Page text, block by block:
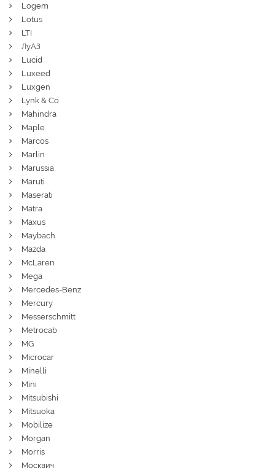
Logem
Lotus
LTI
ЛуАЗ
Lucid
Luxeed
Luxgen
Lynk & Co
Mahindra
Maple
Marcos
Marlin
Marussia
Maruti
Maserati
Matra
Maxus
Maybach
Mazda
McLaren
Mega
Mercedes-Benz
Mercury
Messerschmitt
Metrocab
MG
Microcar
Minelli
Mini
Mitsubishi
Mitsuoka
Mobilize
Morgan
Morris
Москвич